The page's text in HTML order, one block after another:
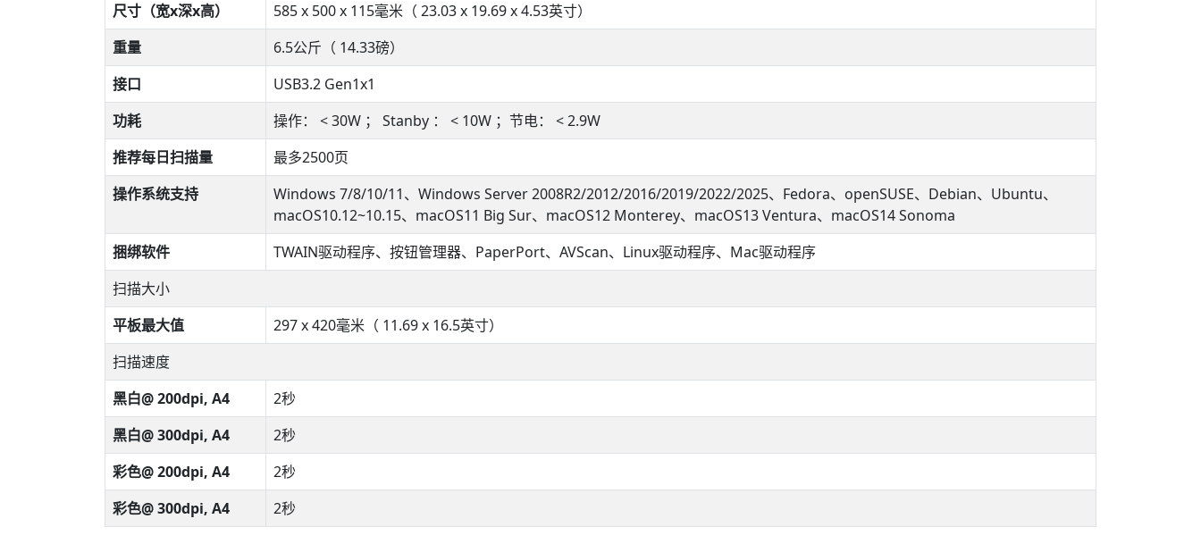
尺寸（宽x深x高）
585 x 500 x 115毫米（ 23.03 x 19.69 x 4.53英寸）
重量
6.5公斤（ 14.33磅）
接口
USB3.2 Gen1x1
功耗
操作： < 30W ； Stanby ： < 10W ；节电： < 2.9W
推荐每日扫描量
最多2500页
操作系统支持
Windows 7/8/10/11、Windows Server 2008R2/2012/2016/2019/2022/2025、Fedora、openSUSE、Debian、Ubuntu、
macOS10.12~10.15、macOS11 Big Sur、macOS12 Monterey、macOS13 Ventura、macOS14 Sonoma
捆绑软件
TWAIN驱动程序、按钮管理器、PaperPort、AVScan、Linux驱动程序、Mac驱动程序
扫描大小
平板最大值
297 x 420毫米（ 11.69 x 16.5英寸）
扫描速度
黑白@ 200dpi, A4
2秒
黑白@ 300dpi, A4
2秒
彩色@ 200dpi, A4
2秒
彩色@ 300dpi, A4
2秒